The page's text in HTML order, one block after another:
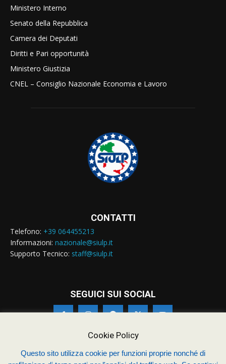
Ministero Interno
Senato della Repubblica
Camera dei Deputati
Diritti e Pari opportunità
Ministero Giustizia
CNEL – Consiglio Nazionale Economia e Lavoro
CONTATTI
Telefono: +39 064455213
Informazioni: nazionale@siulp.it
Supporto Tecnico: staff@siulp.it
SEGUICI SUI SOCIAL
Cookie Policy
Questo sito utilizza cookie per funzioni proprie nonché di